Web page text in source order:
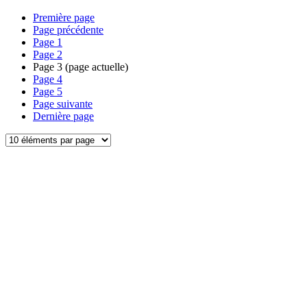
Première page
Page précédente
Page 1
Page 2
Page 3 (page actuelle)
Page 4
Page 5
Page suivante
Dernière page